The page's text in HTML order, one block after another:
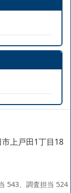
上戸田1丁目18
543、調査担当 524